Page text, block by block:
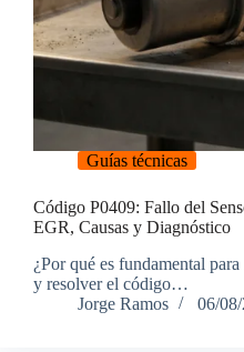
Guías técnicas
Código P0409: Fallo del
EGR, Causas y Diagnóstico
¿Por qué es fundamental
y resolver el código…
Jorge Ramos
06/